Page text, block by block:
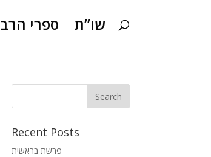
ספרי הרב שו”ת
Recent Posts
פרשת בראשית